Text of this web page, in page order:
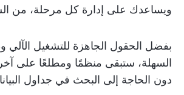
ويساعدك على إدارة كل مرحلة، من
بفضل الحقول الجاهزة للتشغيل
السهلة، ستبقى منظمًا ومطلعًا على
دون الحاجة إلى البحث في جداول